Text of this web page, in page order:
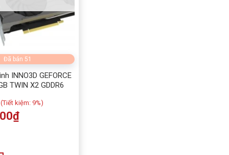
Đã bán 51
INNO3D GEFORCE
TWIN X2 GDDR6
(Tiết kiệm: 9%)
₫